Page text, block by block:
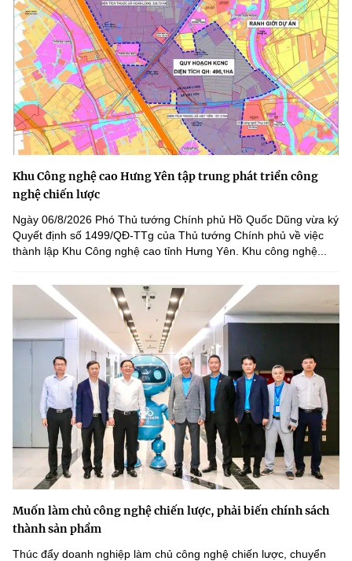
Khu Công nghệ cao Hưng Yên tập trung phát triển công
nghệ chiến lược
Ngày 06/8/2026 Phó Thủ tướng Chính phủ Hồ Quốc Dũng vừa ký
Quyết định số 1499/QĐ-TTg của Thủ tướng Chính phủ về việc
thành lập Khu Công nghệ cao tỉnh Hưng Yên. Khu công nghệ...
Muốn làm chủ công nghệ chiến lược, phải biến chính sách
thành sản phẩm
Thúc đẩy doanh nghiệp làm chủ công nghệ chiến lược, chuyển